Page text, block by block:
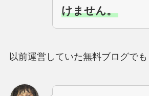
けません。
以前運営していた無料ブログでも